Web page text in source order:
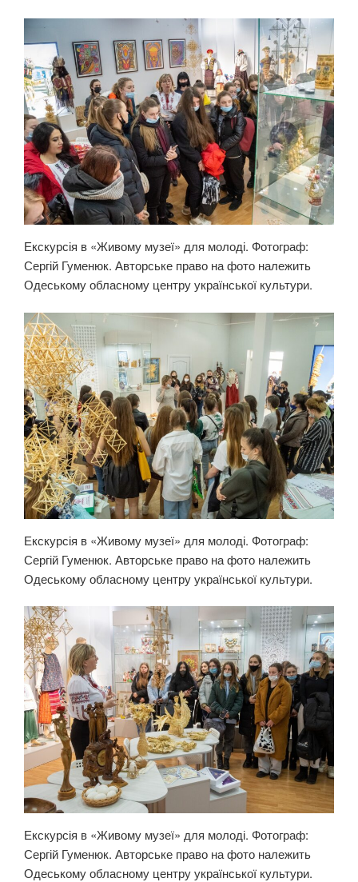
Екскурсія в «Живому музеї» для молоді. Фотограф:
Сергій Гуменюк. Авторське право на фото належить
Одеському обласному центру української культури.
Екскурсія в «Живому музеї» для молоді. Фотограф:
Сергій Гуменюк. Авторське право на фото належить
Одеському обласному центру української культури.
Екскурсія в «Живому музеї» для молоді. Фотограф:
Сергій Гуменюк. Авторське право на фото належить
Одеському обласному центру української культури.